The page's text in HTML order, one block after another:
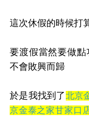
這次休假的時候打
要渡假當然要做
不會敗興而歸
於是我找到了 北京
京金泰之家甘家口